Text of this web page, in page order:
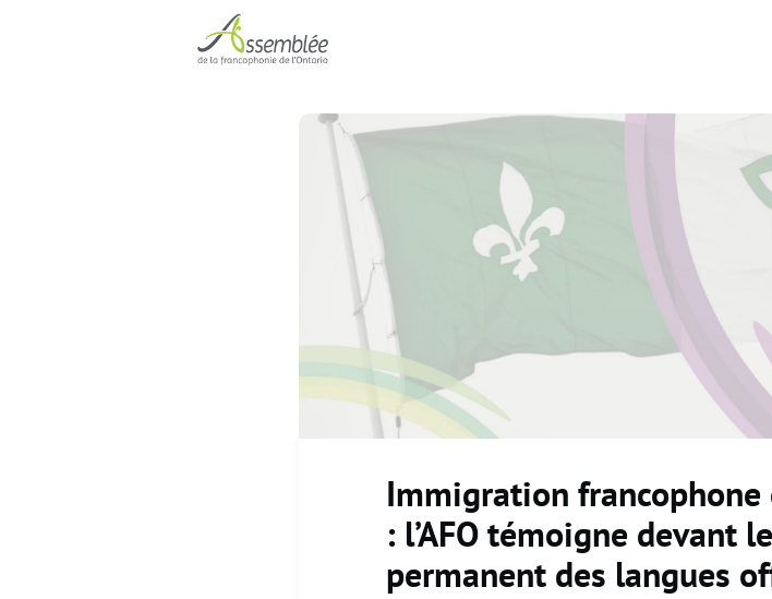
Devenir membre de l'AFO
Immigration
: l’AFO témoigne devant
permanent des langues